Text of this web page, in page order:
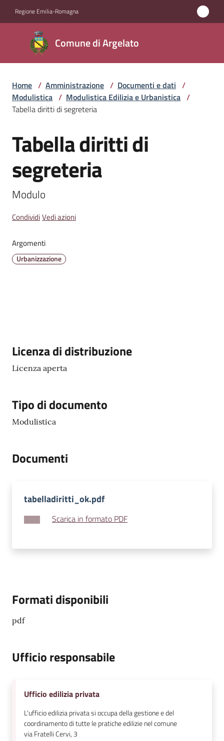
Regione Emilia-Romagna
Comune di Argelato
Comune
di
Argelato
Amministrazione
Novità
Vivere
Argelato
Amministrazione
Seguici
Home / Amministrazione / Documenti e dati /
Modulistica / Modulistica Edilizia e Urbanistica /
Tabella diritti di segreteria
Salta al contenuto
Tabella diritti di
segreteria
Modulo
CondividiVedi azioni
Argomenti
Urbanizzazione
Descrizione
Licenza di distribuzione
Licenza aperta
Tipo di documento
Modulistica
Documenti
tabelladiritti_ok.pdf
Scarica in formato PDF
Formati disponibili
pdf
Ufficio responsabile
Ufficio edilizia privata
L'ufficio edilizia privata si occupa della gestione e del
coordinamento di tutte le pratiche edilizie nel comune
via Fratelli Cervi, 3